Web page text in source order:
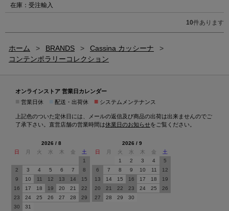
在庫：受注輸入
10件あります
ホーム > BRANDS > Cassina カッシーナ
>
コンテンポラリーコレクション
オンラインストア 営業日カレンダー
営業日休 配送・出荷休 ■ システムメンテナンス
上記色のついた定休日には、メールの返信及び商品の出荷は出来ませんのでご
了承下さい。直営店舗の営業時間は休業日のお知らせをご覧ください。
2026 / 8
日
月 火 水 木 金
土
1
2
3 4 5 6 7
8
9
10 11 12 13 14
15
16
17 18 19 20 21
22
23
24 25 26 27 28
29
30
31
2026 / 9
日
月 火 水 木 金
土
1
2 3 4
5
6
7 8 9 10 11
12
13
14 15 16 17 18
19
20
21 22 23 24 25
26
27
28 29 30